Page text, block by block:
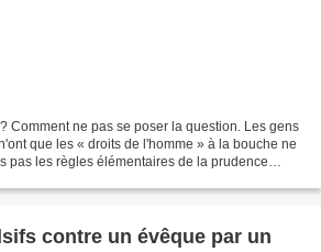
Comment ne pas se poser la question. Les gens
que les « droits de l'homme » à la bouche ne
pas les règles élémentaires de la prudence
contre un évêque par un